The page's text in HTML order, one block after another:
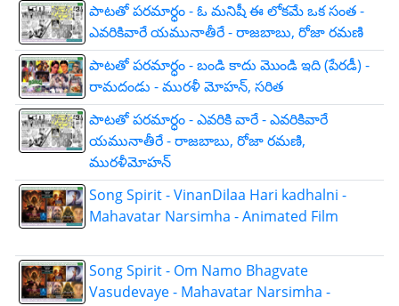
పాటతో పరమార్ధం - ఓ మనిషీ ఈ లోకమే ఒక సంత -
ఎవరికివారే యమునాతీరే - రాజబాబు, రోజా రమణి
పాటతో పరమార్ధం - బండి కాదు మొండి ఇది (పేరడీ) -
రామదండు - మురళీ మోహన్, సరిత
పాటతో పరమార్ధం - ఎవరికి వారే - ఎవరికివారే
యమునాతీరే - రాజబాబు, రోజా రమణి,
మురళీమోహన్
Song Spirit - VinanDilaa Hari kadhalni -
Mahavatar Narsimha - Animated Film
Song Spirit - Om Namo Bhagvate
Vasudevaye - Mahavatar Narsimha -